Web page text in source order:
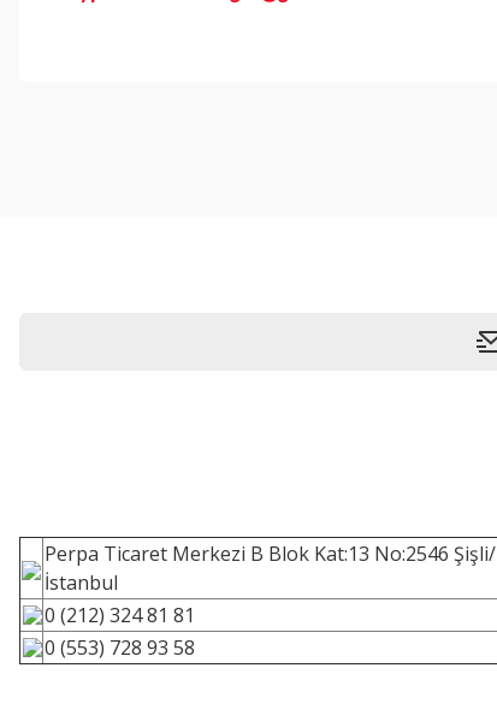
Perpa Ticaret Merkezi B Blok Kat:13 No:2546 Şişli/
İstanbul
0 (212) 324 81 81
0 (553) 728 93 58